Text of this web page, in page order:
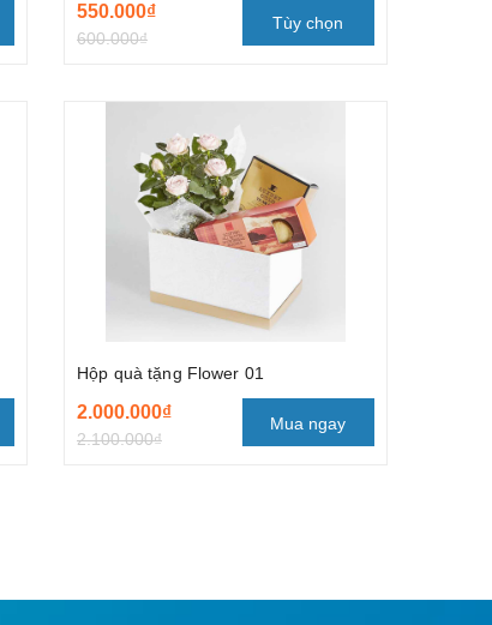
550.000₫
600.000₫
Tùy chọn
Hộp quà tặng Flower 01
2.000.000₫
2.100.000₫
Mua ngay